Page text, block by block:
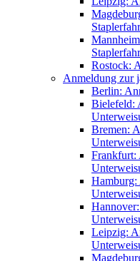
Rostock:
Anmeldung zur
Berlin:
Bielefeld:
Bremen:
Frankfurt:
Hamburg:
Leipzig: